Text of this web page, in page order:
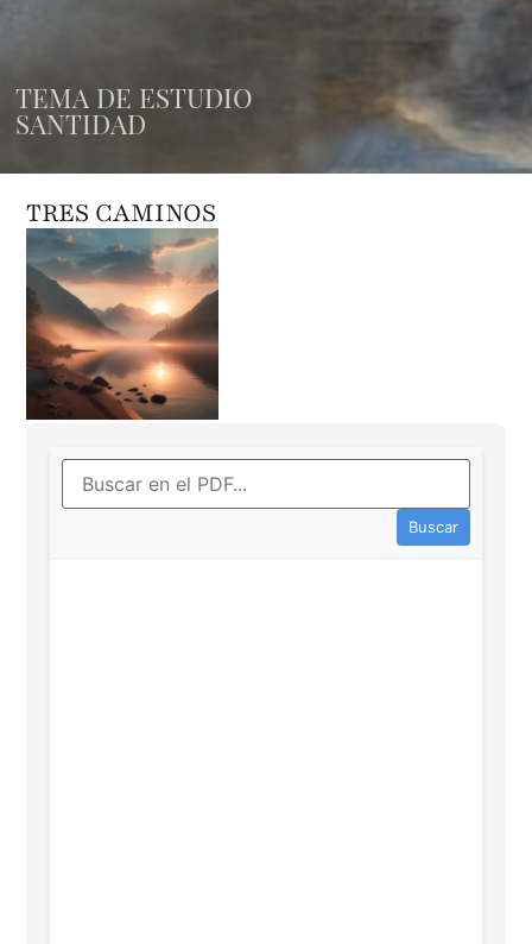
TEMA DE ESTUDIO
SANTIDAD
TRES CAMINOS
Buscar